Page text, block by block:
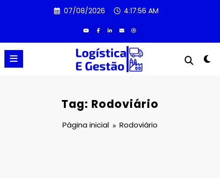
07/08/2026 4:17:57 AM
Tag: Rodoviário
Página inicial Rodoviário